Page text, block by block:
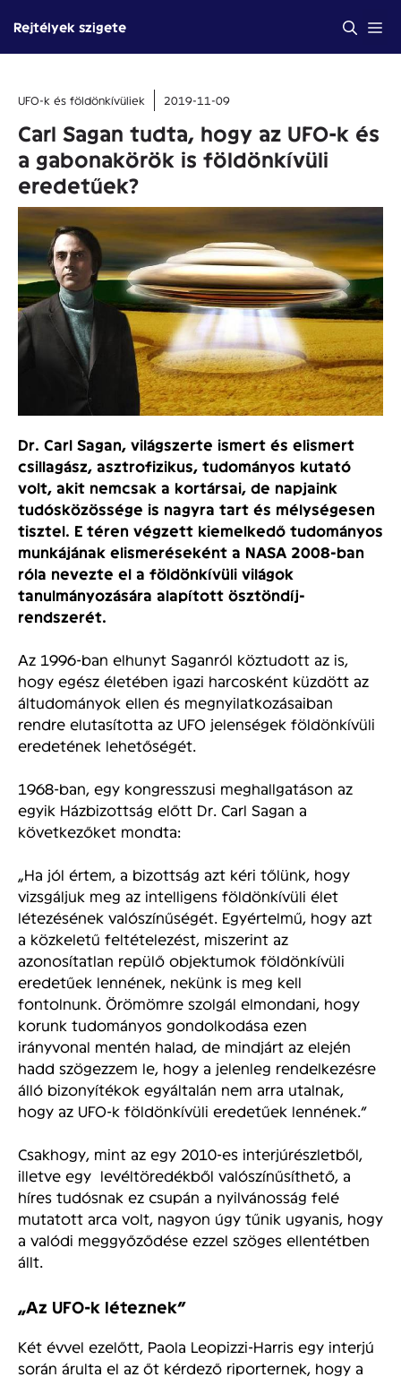
tartalomba
Rejtélyek szigete
UFO-k és földönkívüliek 2019-11-09
Carl Sagan tudta, hogy az UFO-k és
a gabonakörök is földönkívüli
eredetűek?
Dr. Carl Sagan, világszerte ismert és elismert
csillagász, asztrofizikus, tudományos kutató
volt, akit nemcsak a kortársai, de napjaink
tudósközössége is nagyra tart és mélységesen
tisztel. E téren végzett kiemelkedő tudományos
munkájának elismeréseként a NASA 2008-ban
róla nevezte el a földönkívüli világok
tanulmányozására alapított ösztöndíj-
rendszerét.
Az 1996-ban elhunyt Saganról köztudott az is,
hogy egész életében igazi harcosként küzdött az
áltudományok ellen és megnyilatkozásaiban
rendre elutasította az UFO jelenségek földönkívüli
eredetének lehetőségét.
1968-ban, egy kongresszusi meghallgatáson az
egyik Házbizottság előtt Dr. Carl Sagan a
következőket mondta:
„Ha jól értem, a bizottság azt kéri tőlünk, hogy
vizsgáljuk meg az intelligens földönkívüli élet
létezésének valószínűségét. Egyértelmű, hogy azt
a közkeletű feltételezést, miszerint az
azonosítatlan repülő objektumok földönkívüli
eredetűek lennének, nekünk is meg kell
fontolnunk. Örömömre szolgál elmondani, hogy
korunk tudományos gondolkodása ezen
irányvonal mentén halad, de mindjárt az elején
hadd szögezzem le, hogy a jelenleg rendelkezésre
álló bizonyítékok egyáltalán nem arra utalnak,
hogy az UFO-k földönkívüli eredetűek lennének.”
Csakhogy, mint az egy 2010-es interjúrészletből,
illetve egy levéltöredékből valószínűsíthető, a
híres tudósnak ez csupán a nyilvánosság felé
mutatott arca volt, nagyon úgy tűnik ugyanis, hogy
a valódi meggyőződése ezzel szöges ellentétben
állt.
„Az UFO-k léteznek”
Két évvel ezelőtt, Paola Leopizzi-Harris egy interjú
során árulta el az őt kérdező riporternek, hogy a